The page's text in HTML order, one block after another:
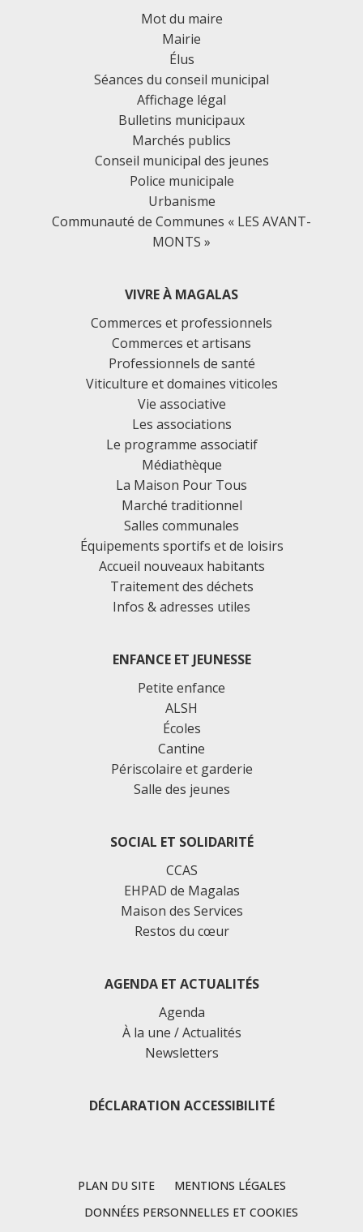
Mot du maire
Mairie
Élus
Séances du conseil municipal
Affichage légal
Bulletins municipaux
Marchés publics
Conseil municipal des jeunes
Police municipale
Urbanisme
Communauté de Communes « LES AVANT-
MONTS »
VIVRE À MAGALAS
Commerces et professionnels
Commerces et artisans
Professionnels de santé
Viticulture et domaines viticoles
Vie associative
Les associations
Le programme associatif
Médiathèque
La Maison Pour Tous
Marché traditionnel
Salles communales
Équipements sportifs et de loisirs
Accueil nouveaux habitants
Traitement des déchets
Infos & adresses utiles
ENFANCE ET JEUNESSE
Petite enfance
ALSH
Écoles
Cantine
Périscolaire et garderie
Salle des jeunes
SOCIAL ET SOLIDARITÉ
CCAS
EHPAD de Magalas
Maison des Services
Restos du cœur
AGENDA ET ACTUALITÉS
Agenda
À la une / Actualités
Newsletters
DÉCLARATION ACCESSIBILITÉ
PLAN DU SITE
MENTIONS LÉGALES
DONNÉES PERSONNELLES ET COOKIES